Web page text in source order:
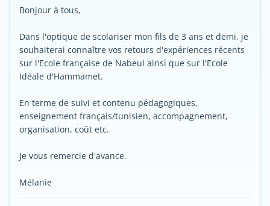
Bonjour à tous,
Dans l'optique de scolariser mon fils de 3 ans et demi, je
souhaiterai connaître vos retours d'expériences récents
sur l'Ecole française de Nabeul ainsi que sur l'Ecole
Idéale d'Hammamet.
En terme de suivi et contenu pédagogiques,
enseignement français/tunisien, accompagnement,
organisation, coût etc.
Je vous remercie d'avance.
Mélanie